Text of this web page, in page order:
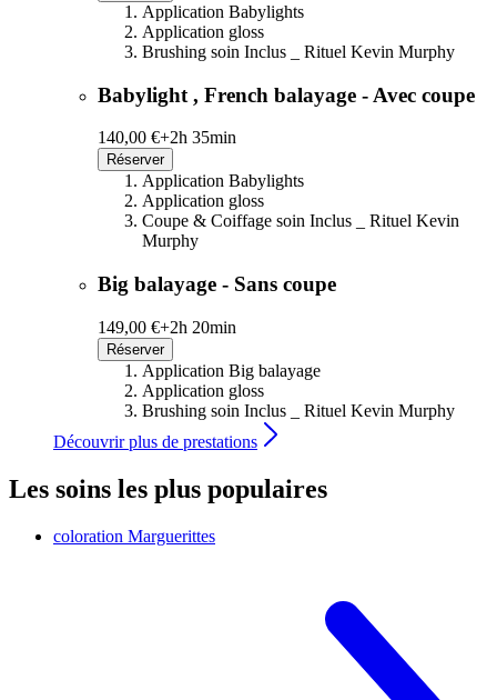
Application Babylights
Application gloss
Brushing soin Inclus _ Rituel Kevin Murphy
Babylight , French balayage - Avec coupe
140,00 €+2h 35min
Réserver
Application Babylights
Application gloss
Coupe & Coiffage soin Inclus _ Rituel Kevin
Murphy
Big balayage - Sans coupe
149,00 €+2h 20min
Réserver
Application Big balayage
Application gloss
Brushing soin Inclus _ Rituel Kevin Murphy
Découvrir plus de prestations
Les soins les plus populaires
coloration Marguerittes